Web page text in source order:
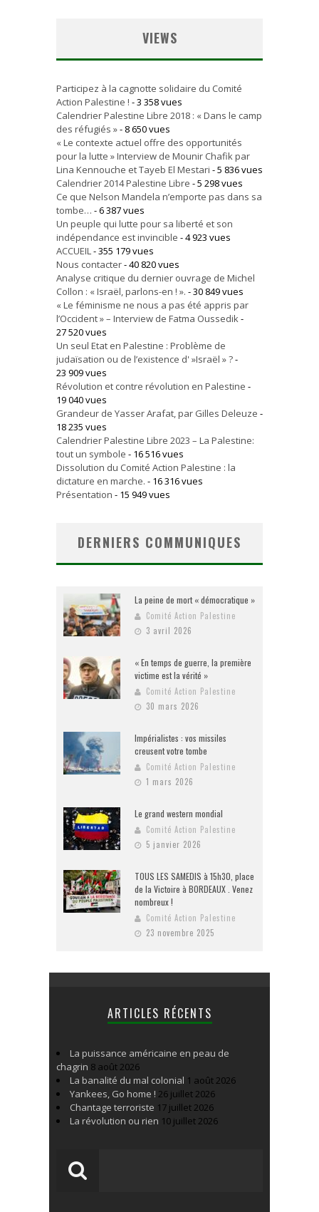
VIEWS
Participez à la cagnotte solidaire du Comité
Action Palestine ! - 3 358 vues
Calendrier Palestine Libre 2018 : « Dans le camp
des réfugiés »- 8 650 vues
« Le contexte actuel offre des opportunités
pour la lutte » Interview de Mounir Chafik par
Lina Kennouche et Tayeb El Mestari - 5 836 vues
Calendrier 2014 Palestine Libre - 5 298 vues
Ce que Nelson Mandela n’emporte pas dans sa
tombe… - 6 387 vues
Un peuple qui lutte pour sa liberté et son
indépendance est invincible - 4 923 vues
ACCUEIL- 355 179 vues
Nous contacter- 40 820 vues
Analyse critique du dernier ouvrage de Michel
Collon : « Israël, parlons-en ! ». - 30 849 vues
« Le féminisme ne nous a pas été appris par
l’Occident » – Interview de Fatma Oussedik-
27 520 vues
Un seul Etat en Palestine : Problème de
judaïsation ou de l’existence d' »Israël » ?-
23 909 vues
Révolution et contre révolution en Palestine -
19 040 vues
Grandeur de Yasser Arafat, par Gilles Deleuze -
18 235 vues
Calendrier Palestine Libre 2023 – La Palestine:
tout un symbole - 16 516 vues
Dissolution du Comité Action Palestine : la
dictature en marche. - 16 316 vues
Présentation - 15 949 vues
DERNIERS COMMUNIQUES
La peine de mort « démocratique »
Comité Action Palestine
3 avril 2026
« En temps de guerre, la première
victime est la vérité »
Comité Action Palestine
30 mars 2026
Impérialistes : vos missiles
creusent votre tombe
Comité Action Palestine
1 mars 2026
Le grand western mondial
Comité Action Palestine
5 janvier 2026
TOUS LES SAMEDIS à 15h30, place
de la Victoire à BORDEAUX . Venez
nombreux !
Comité Action Palestine
23 novembre 2025
ARTICLES RÉCENTS
La puissance américaine en peau de
chagrin 8 août 2026
La banalité du mal colonial 1 août 2026
Yankees, Go home ! 26 juillet 2026
Chantage terroriste 17 juillet 2026
La révolution ou rien 10 juillet 2026